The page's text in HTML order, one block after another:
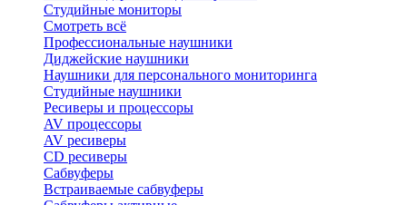
Студийные мониторы
Смотреть всё
Профессиональные наушники
Диджейские наушники
Наушники для персонального мониторинга
Студийные наушники
Ресиверы и процессоры
AV процессоры
AV ресиверы
CD ресиверы
Сабвуферы
Встраиваемые сабвуферы